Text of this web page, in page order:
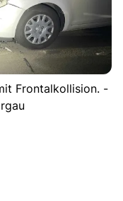
Frontalkollision. -